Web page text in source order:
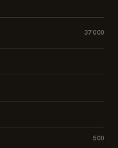
37 000
500